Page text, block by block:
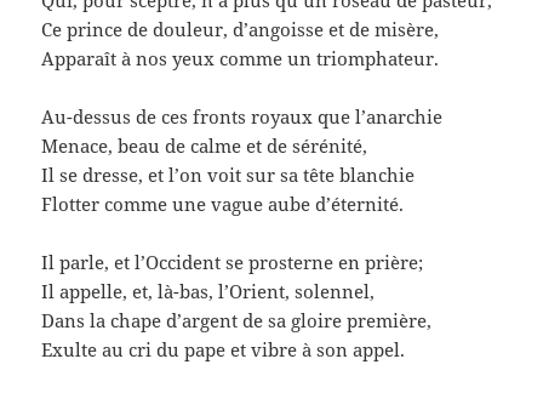
Ce prince de douleur, d’angoisse et de misère,
Apparaît à nos yeux comme un triomphateur.
Au-dessus de ces fronts royaux que l’anarchie
Menace, beau de calme et de sérénité,
Il se dresse, et l’on voit sur sa tête blanchie
Flotter comme une vague aube d’éternité.
Il parle, et l’Occident se prosterne en prière;
Il appelle, et, là-bas, l’Orient, solennel,
Dans la chape d’argent de sa gloire première,
Exulte au cri du pape et vibre à son appel.